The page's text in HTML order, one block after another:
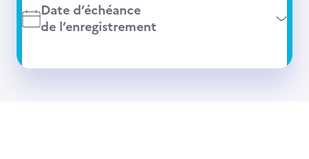
Date d’échéance
de l’enregistrement